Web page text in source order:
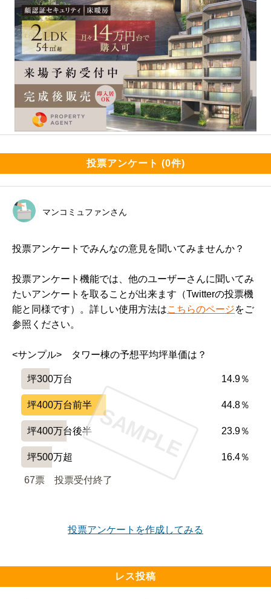
投票アンケート (0件)
マンコミュファンさん
投票アンケートでみんなの意見を聞いてみませんか？
投票アンケート機能では、他のユーザーさんに聞いてみ
たいアンケートを取ることが出来ます（Twitterの投票機
能と同様です）。詳しい使用方法はこちらのページをご
参照ください。
<サンプル>　タワー棟の予想平均坪単価は？
坪300万台 14.9％
坪400万台前半 44.8％
坪400万台後半 23.9％
坪500万超 16.4％
67票 投票受付終了
SAMPLE
投票アンケートを作成してみる
レス投稿